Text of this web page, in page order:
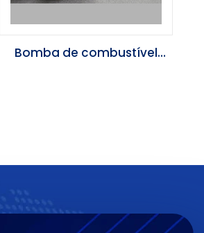
Bomba de combustível